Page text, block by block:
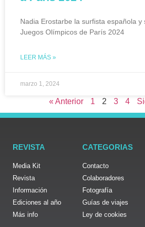
Nadia Erostarbe la surfista española y
Juegos Olímpicos de París 2024
LEER MÁS »
marzo 1, 2024
« Anterior 1 2 3 4
REVISTA
Media Kit
Revista
Información
Ediciones al año
Más info
CATEGORIAS
Contacto
Colaboradores
Fotografía
Guías de viajes
Ley de cookies